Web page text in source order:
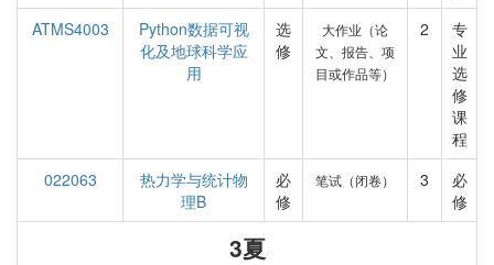
ATMS4003
Python数据可视
化及地球科学应
用
选
修
大作业（论
文、报告、项
目或作品等）
2
专
业
选
修
课
程
022063
热力学与统计物
理B
必
修
笔试（闭卷） 3
必
修
3夏